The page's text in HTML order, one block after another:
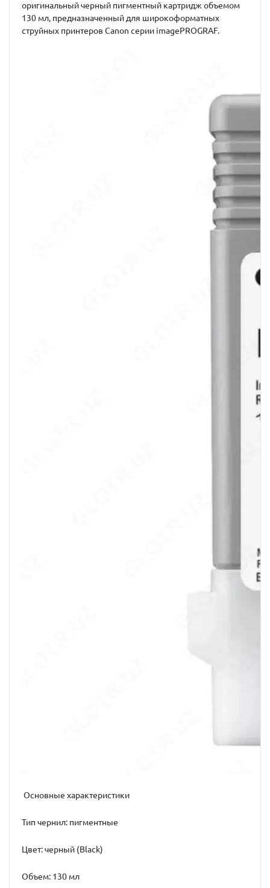
оригинальный черный пигментный картридж объемом
130 мл, предназначенный для широкоформатных
струйных принтеров Canon серии imagePROGRAF.
Основные характеристики
Тип чернил: пигментные
Цвет: черный (Black)
Объем: 130 мл